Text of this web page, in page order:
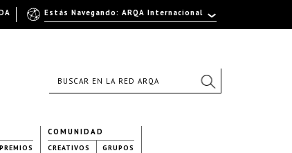
PREMIOS
COMUNIDAD
CREATIVOS GRUPOS
Estás Navegando: ARQA Internacional